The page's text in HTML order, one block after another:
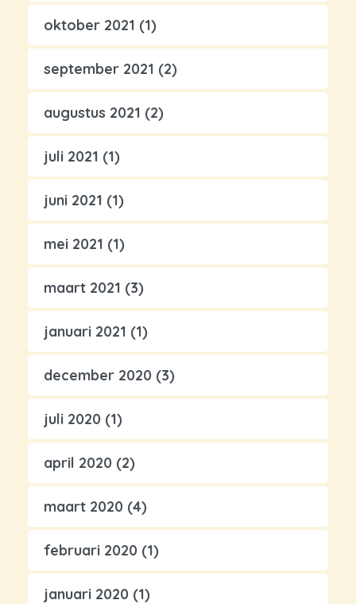
oktober 2021 (1)
september 2021 (2)
augustus 2021 (2)
juli 2021 (1)
juni 2021 (1)
mei 2021 (1)
maart 2021 (3)
januari 2021 (1)
december 2020 (3)
juli 2020 (1)
april 2020 (2)
maart 2020 (4)
februari 2020 (1)
januari 2020 (1)